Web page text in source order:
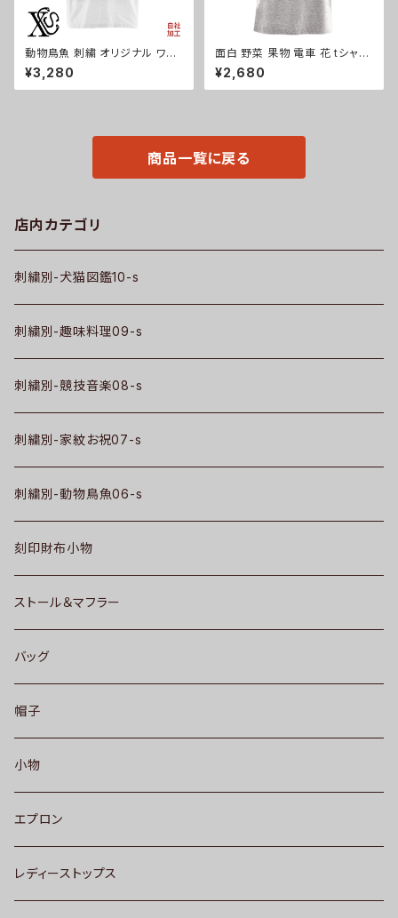
動物鳥魚 刺繍 オリジナル ワン
ポイント 5.6オンス ビッグシル
エット 半袖 Tシャツ メンズ グッ
ズ 白 ホワイト カットソー 柄 馬
¥3,280
面白 野菜 果物 電車 花 tシャツ
リアル 刺繍 プレゼント 5.6oz
オリジナル 半袖 Tシャツ メンズ
ワンポイント ロゴ おしゃれ 無
¥2,680
商品一覧に戻る
店内カテゴリ
刺繍別-犬猫図鑑10-s
刺繍別-趣味料理09-s
刺繍別-競技音楽08-s
刺繍別-家紋お祝07-s
刺繍別-動物鳥魚06-s
刻印財布小物
ストール＆マフラー
バッグ
帽子
小物
エプロン
レディーストップス